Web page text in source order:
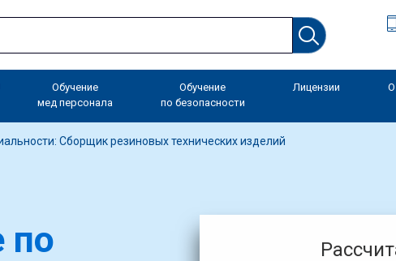
Обучение
мед персонала
Обучение
по безопасности
Лицензии О
Сборщик резиновых технических изделий
по